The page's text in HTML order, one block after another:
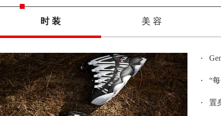
时 装 美 容
“每
置